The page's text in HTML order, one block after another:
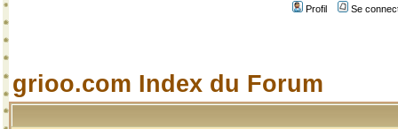
Profil
Se
grioo.com Index du Forum